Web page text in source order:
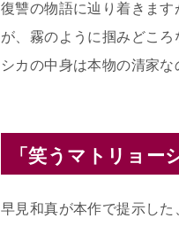
復讐の物語に辿り着きま
が、霧のように掴みどこ
シカの中身は本物の清家
「笑うマトリョー
早見和真が本作で提示し